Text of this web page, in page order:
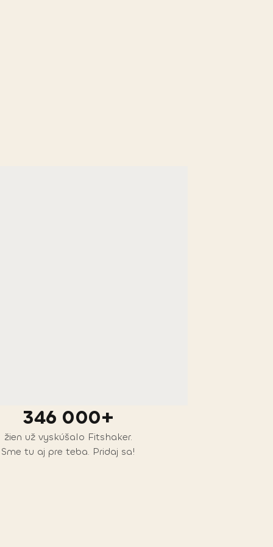
346 000+
žien už vyskúšalo Fitshaker.
Sme tu aj pre teba. Pridaj sa!